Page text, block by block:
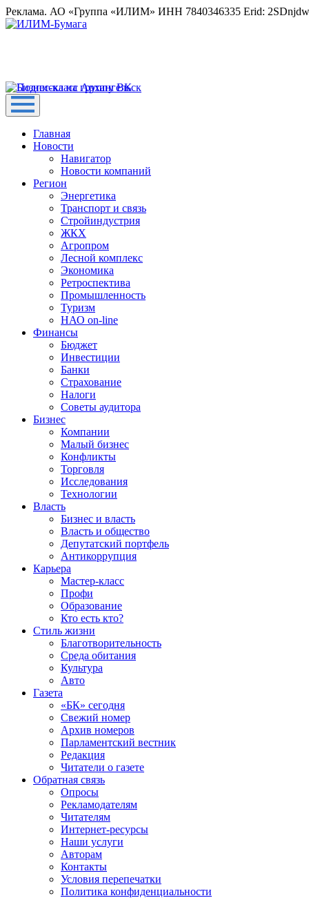
Реклама. АО «Группа «ИЛИМ» ИНН 7840346335 Erid:
Главная
Новости
Навигатор
Новости компаний
Регион
Энергетика
Транспорт и связь
Стройиндустрия
ЖКХ
Агропром
Лесной комплекс
Экономика
Ретроспектива
Промышленность
Туризм
НАО on-line
Финансы
Бюджет
Инвестиции
Банки
Страхование
Налоги
Советы аудитора
Бизнес
Компании
Малый бизнес
Конфликты
Торговля
Исследования
Технологии
Власть
Бизнес и власть
Власть и общество
Депутатский портфель
Антикоррупция
Карьера
Мастер-класс
Профи
Образование
Кто есть кто?
Стиль жизни
Благотворительность
Среда обитания
Культура
Авто
Газета
«БК» сегодня
Свежий номер
Архив номеров
Парламентский вестник
Редакция
Читатели о газете
Обратная связь
Опросы
Рекламодателям
Читателям
Интернет-ресурсы
Наши услуги
Авторам
Контакты
Условия перепечатки
Политика конфиденциальности